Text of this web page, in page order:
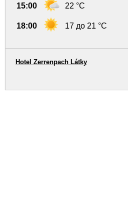
15:00 22 °C
18:00 17 до 21 °C
Hotel Zerrenpach Látky